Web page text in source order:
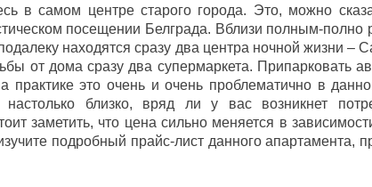
в самом центре старого города. Это, можно
посещении Белграда. Вблизи полным-полно
находятся сразу два центра ночной жизни –
от дома сразу два супермаркета. Припарковать
практике это очень и очень проблематично в
близко, вряд ли у вас возникнет
заметить, что цена сильно меняется в
подробный прайс-лист данного апартамента,